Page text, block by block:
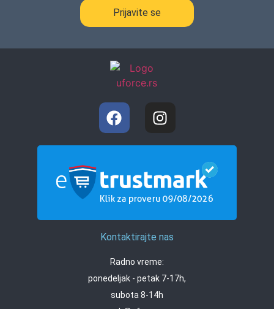
Prijavite se
Kontaktirajte nas
Radno vreme:
ponedeljak - petak 7-17h,
subota 8-14h